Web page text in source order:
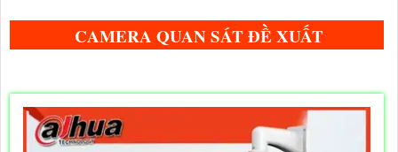
CAMERA QUAN SÁT ĐỀ XUẤT